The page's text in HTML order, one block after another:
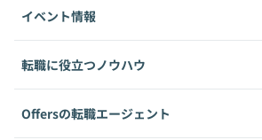
イベント情報
転職に役立つノウハウ
Offersの転職エージェント